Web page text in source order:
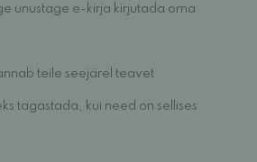
unustage e-kirja kirjutada oma
teile seejärel teavet
tagastada, kui need on sellises